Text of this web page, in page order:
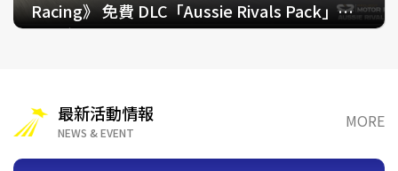
便攜的大螢幕體驗
SP球星「球王比利」登場！
起限量開賣
Racing》 免費 DLC「Aussie Rivals Pack」現
已發布！
BABYMONSTER舞蹈大賽總決賽周末登場
最新活動情報
NEWS & EVENT
MORE